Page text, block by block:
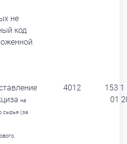
не
код
на
сырья (за
4012
153 1
01